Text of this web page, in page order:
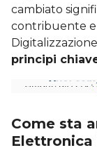
cambiato
contribuente e
principi
Come sta